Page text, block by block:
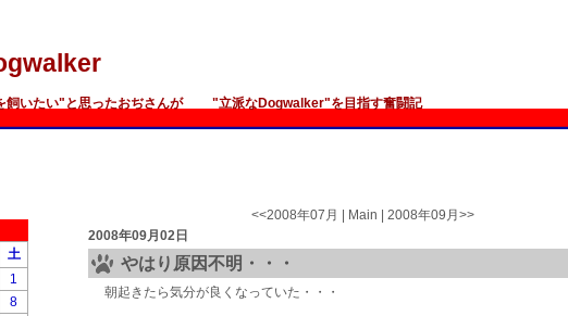
飼いたい"と思ったおぢさんが "立派なDogwalker"を目指す奮闘記
土
1
8
<<2008年07月 Main 2008年09月 >>
2008年09月02日
やはり原因不明・・・
朝起きたら気分が良くなっていた・・・